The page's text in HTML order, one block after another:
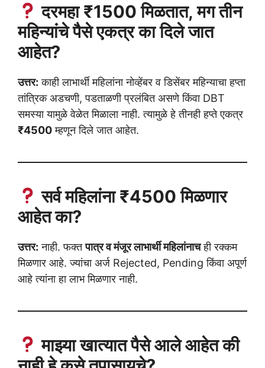
दरमहा ₹1500 मिळतात, मग तीन
महिन्यांचे पैसे एकत्र का दिले जात
आहेत?
उत्तर: काही लाभार्थी महिलांना नोव्हेंबर व डिसेंबर महिन्याचा हप्ता
तांत्रिक अडचणी, पडताळणी प्रलंबित असणे किंवा DBT
समस्या यामुळे वेळेत मिळाला नाही. त्यामुळे हे तीनही हप्ते एकत्र
₹4500म्हणून दिले जात आहेत.
सर्व महिलांना ₹4500 मिळणार
आहेत का?
उत्तर: नाही. फक्तपात्र व मंजूर लाभार्थी महिलांनाचही रक्कम
मिळणार आहे. ज्यांचा अर्ज Rejected, Pending किंवा अपूर्ण
आहे त्यांना हा लाभ मिळणार नाही.
माझ्या खात्यात पैसे आले आहेत की